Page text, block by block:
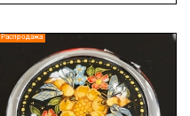
Распродажа